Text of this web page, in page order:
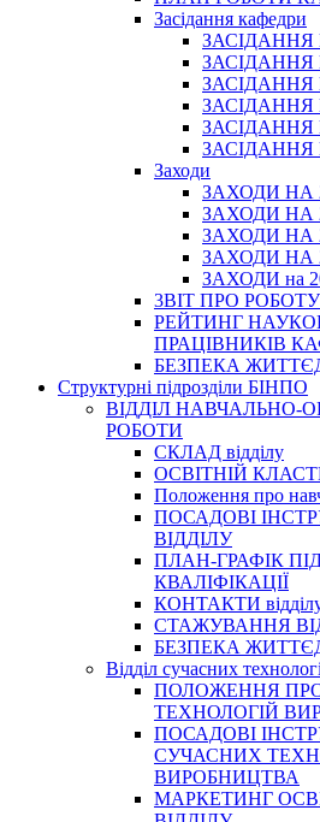
Засідання кафедри
ЗАСІДАННЯ
ЗАСІДАННЯ
ЗАСІДАННЯ
ЗАСІДАННЯ
ЗАСІДАННЯ
ЗАСІДАННЯ
Заходи
ЗАХОДИ НА
ЗАХОДИ НА
ЗАХОДИ НА
ЗАХОДИ НА
ЗАХОДИ на
3BIT ПРО
РЕЙТИНГ
ПРАЦІВНИКІВ
БЕЗПЕКА
Структурні підрозділи БІНПО
ВІДДІЛ НАВЧАЛЬНО-
РОБОТИ
СКЛАД відділу
ОСВІТНІЙ
Положення про
ПОСАДОВІ
ВІДДІЛУ
ПЛАН-ГРАФІК
КВАЛІФІКАЦІЇ
КОНТАКТИ
СТАЖУВАННЯ
БЕЗПЕКА
Відділ сучасних
ПОЛОЖЕННЯ
ТЕХНОЛОГІЙ
ПОСАДОВІ
СУЧАСНИХ
ВИРОБНИЦТВА
МАРКЕТИНГ